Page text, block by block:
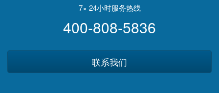
7× 24小时服务热线
400-808-5836
联系我们